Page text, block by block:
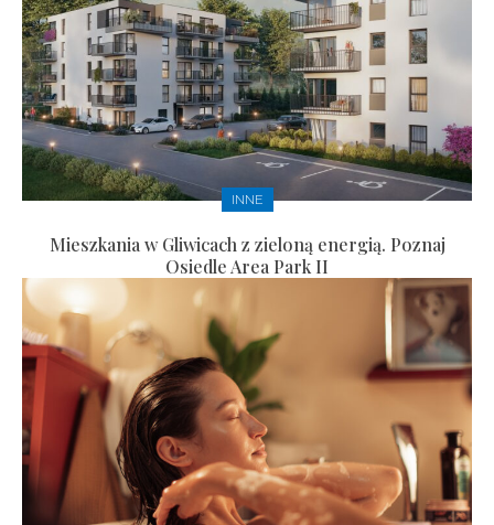
INNE
Mieszkania w Gliwicach z zieloną energią. Poznaj
Osiedle Area Park II